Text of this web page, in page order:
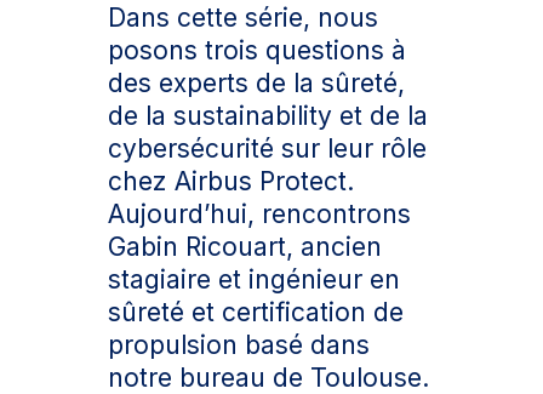
Dans cette série, nous
posons trois questions à
des experts de la sûreté,
de la sustainability et de la
cybersécurité sur leur rôle
chez Airbus Protect.
Aujourd’hui, rencontrons
Gabin Ricouart, ancien
stagiaire et ingénieur en
sûreté et certification de
propulsion basé dans
notre bureau de Toulouse.